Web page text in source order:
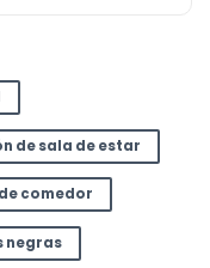
de sala de estar
comedor
negras